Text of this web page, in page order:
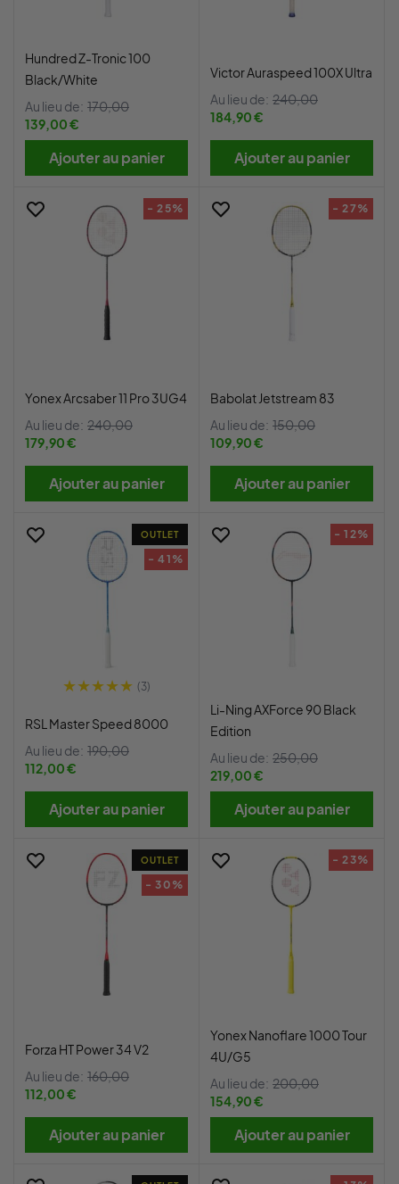
Hundred Z-Tronic 100
Black/White
Au lieu de: 170,00
139,00 €
Ajouter au panier
Victor Auraspeed 100X Ultra
Au lieu de: 240,00
184,90 €
Ajouter au panier
- 25%
Yonex Arcsaber 11 Pro 3UG4
Au lieu de: 240,00
179,90 €
Ajouter au panier
- 27%
Babolat Jetstream 83
Au lieu de: 150,00
109,90 €
Ajouter au panier
OUTLET
- 41%
(3)
RSL Master Speed 8000
Au lieu de: 190,00
112,00 €
Ajouter au panier
- 12%
Li-Ning AXForce 90 Black
Edition
Au lieu de: 250,00
219,00 €
Ajouter au panier
OUTLET
- 30%
Forza HT Power 34 V2
Au lieu de: 160,00
112,00 €
Ajouter au panier
- 23%
Yonex Nanoflare 1000 Tour
4U/G5
Au lieu de: 200,00
154,90 €
Ajouter au panier